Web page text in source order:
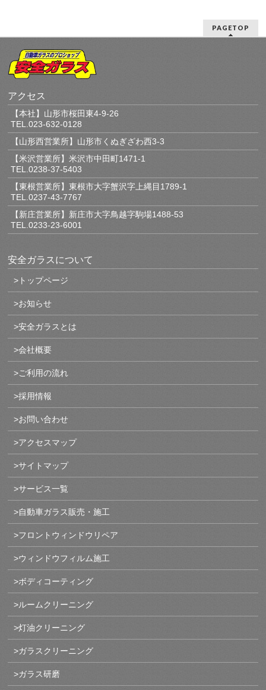
PAGETOP
アクセス
【本社】山形市桜田東4-9-26
TEL.023-632-0128
【山形西営業所】山形市くぬぎざわ西3-3
【米沢営業所】米沢市中田町1471-1
TEL.0238-37-5403
【東根営業所】東根市大字蟹沢字上縄目1789-1
TEL.0237-43-7767
【新庄営業所】新庄市大字鳥越字駒場1488-53
TEL.0233-23-6001
安全ガラスについて
>トップページ
>お知らせ
>安全ガラスとは
>会社概要
>ご利用の流れ
>採用情報
>お問い合わせ
>アクセスマップ
>サイトマップ
>サービス一覧
>自動車ガラス販売・施工
>フロントウィンドウリペア
>ウィンドウフィルム施工
>ボディコーティング
>ルームクリーニング
>灯油クリーニング
>ガラスクリーニング
>ガラス研磨